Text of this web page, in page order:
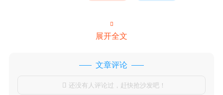

展开全文
文章评论
 还没有人评论过，赶快抢沙发吧！